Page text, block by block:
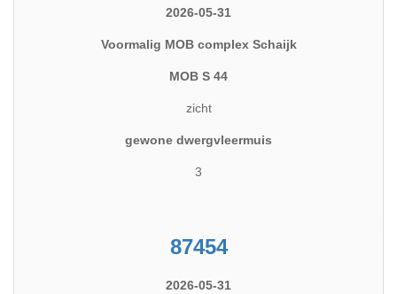
2026-05-31
Voormalig MOB complex Schaijk
MOB S 44
zicht
gewone dwergvleermuis
3
87454
2026-05-31